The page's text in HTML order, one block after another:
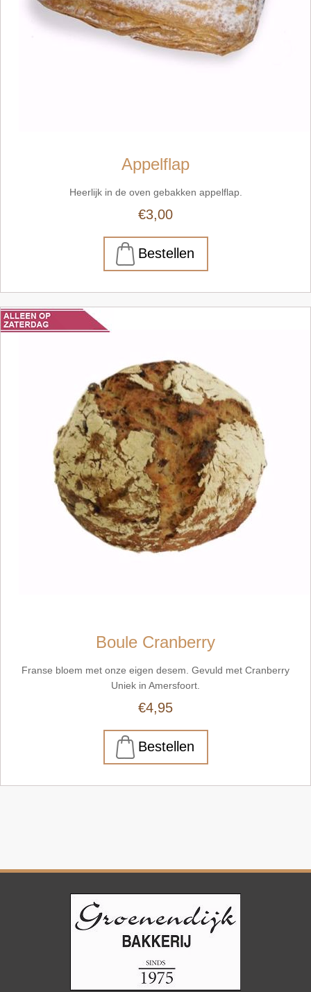
Appelflap
Heerlijk in de oven gebakken appelflap.
€3,00
Boule Cranberry
Franse bloem met onze eigen desem. Gevuld met Cranberry
Uniek in Amersfoort.
€4,95